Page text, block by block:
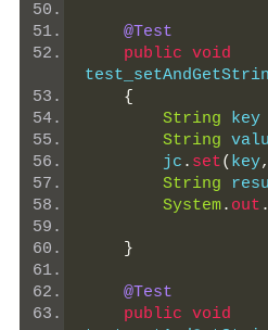
@Test
public void
{
String key
String
        jc
. set( key,
String
System. out .
}
@Test
public void